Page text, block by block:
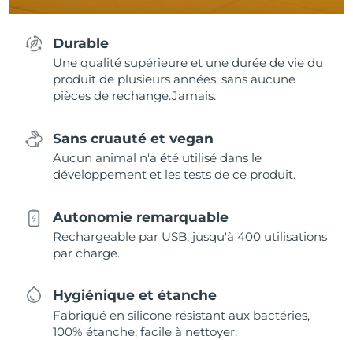
Durable
Une qualité supérieure et une durée de vie du
produit de plusieurs années, sans aucune
pièces de rechange.Jamais.
Sans cruauté et vegan
Aucun animal n'a été utilisé dans le
développement et les tests de ce produit.
Autonomie remarquable
Rechargeable par USB, jusqu'à 400 utilisations
par charge.
Hygiénique et étanche
Fabriqué en silicone résistant aux bactéries,
100% étanche, facile à nettoyer.